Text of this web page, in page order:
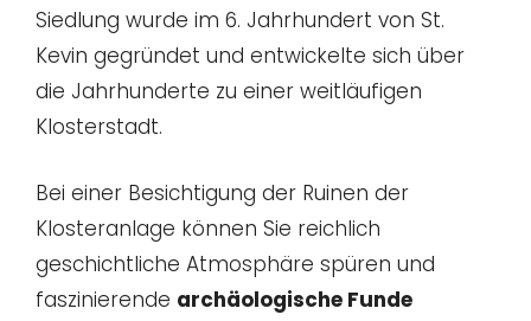
Siedlung wurde im 6. Jahrhundert von St.
Kevin gegründet und entwickelte sich über
die Jahrhunderte zu einer weitläufigen
Klosterstadt.
Bei einer Besichtigung der Ruinen der
Klosteranlage können Sie reichlich
geschichtliche Atmosphäre spüren und
faszinierende archäologische Funde